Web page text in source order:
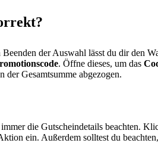
Beenden der Auswahl lässt du dir den
. Öffne dieses, um das
der Gesamtsumme abgezogen.
die Gutscheindetails beachten.
ein. Außerdem solltest du